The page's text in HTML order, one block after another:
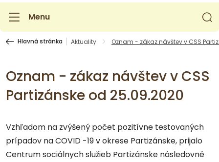
Menu
Hlavná stránka Aktuality Oznam - zákaz návštev v CSS
Oznam - zákaz návštev v CSS
Partizánske od 25.09.2020
Vzhľadom na zvýšený počet pozitívne testovaných
prípadov na COVID -19 v okrese Partizánske, prijalo
Centrum sociálnych služieb Partizánske následovné